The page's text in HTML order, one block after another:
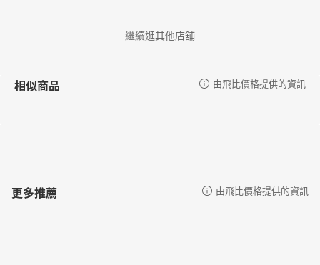
繼續逛其他店舖
相似商品 由飛比價格提供的資訊
更多推薦 由飛比價格提供的資訊